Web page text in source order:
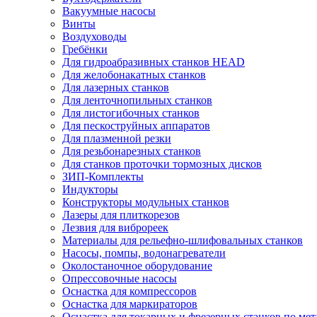
Вакуумные насосы
Винты
Воздуховоды
Гребёнки
Для гидроабразивных станков HEAD
Для желобонакатных станков
Для лазерных станков
Для ленточнопильных станков
Для листогибочных станков
Для пескоструйных аппаратов
Для плазменной резки
Для резьбонарезных станков
Для станков проточки тормозных дисков
ЗИП-Комплекты
Индукторы
Конструкторы модульных станков
Лазеры для плиткорезов
Лезвия для виброреек
Материалы для рельефно-шлифовальных станков
Насосы, помпы, водонагреватели
Околостаночное оборудование
Опрессовочные насосы
Оснастка для компрессоров
Оснастка для маркираторов